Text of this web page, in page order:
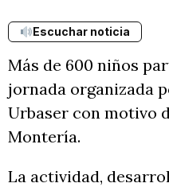
Escuchar noticia
Más de 600 niños
jornada organizada
Urbaser con motivo
Montería.
La actividad,